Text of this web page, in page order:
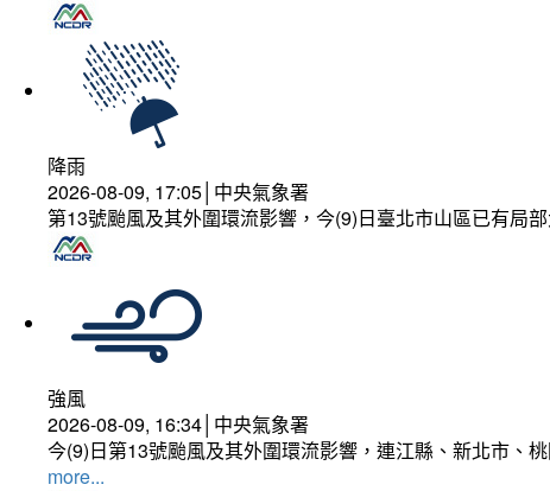
降雨
2026-08-09, 17:05│中央氣象署
第13號颱風及其外圍環流影響，今(9)日臺北市山區已有局
強風
2026-08-09, 16:34│中央氣象署
今(9)日第13號颱風及其外圍環流影響，連江縣、新北市、
more...